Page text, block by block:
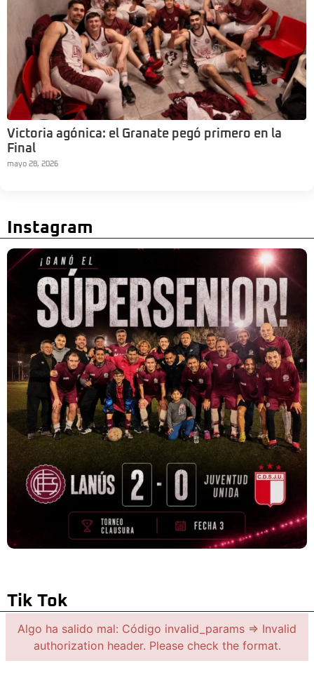
Victoria agónica: el Granate pegó primero en la
Final
mayo 28, 2026
Instagram
Tik Tok
Algo ha salido mal: Código invalid_params => Invalid
authorization header. Please check the format.